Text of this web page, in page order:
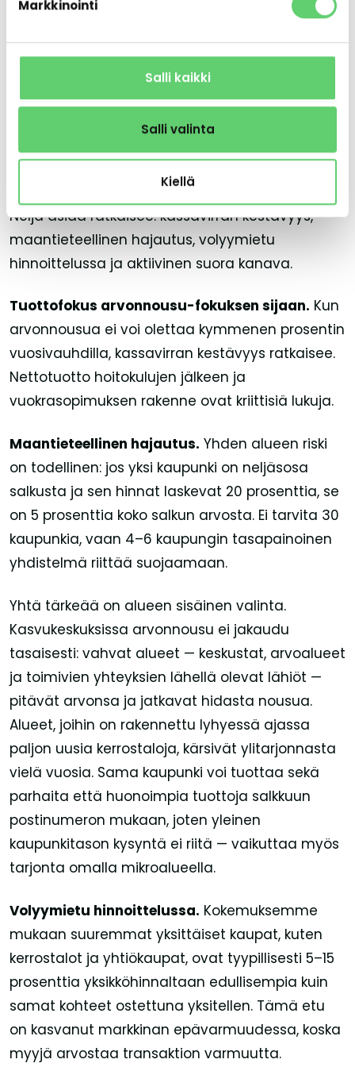
Markkinointi
Salli kaikki
Salli valinta
Kiellä
myyntitoiminta eli flippaus on hidastunut, koska
matala. Vuokralaista on siis nyt helpompi löytää
Mitä portfoliosijoittajan pitää
huomioida 2026?
Neljä asiaa ratkaisee: kassavirran kestävyys,
maantieteellinen hajautus, volyymietu
hinnoittelussa ja aktiivinen suora kanava.
Tuottofokus arvonnousu-fokuksen sijaan. Kun
arvonnousua ei voi olettaa kymmenen prosentin
vuosivauhdilla, kassavirran kestävyys ratkaisee.
Nettotuotto hoitokulujen jälkeen ja
vuokrasopimuksen rakenne ovat kriittisiä lukuja.
Maantieteellinen hajautus. Yhden alueen riski
on todellinen: jos yksi kaupunki on neljäsosa
salkusta ja sen hinnat laskevat 20 prosenttia, se
on 5 prosenttia koko salkun arvosta. Ei tarvita 30
kaupunkia, vaan 4–6 kaupungin tasapainoinen
yhdistelmä riittää suojaamaan.
Yhtä tärkeää on alueen sisäinen valinta.
Kasvukeskuksissa arvonnousu ei jakaudu
tasaisesti: vahvat alueet — keskustat, arvoalueet
ja toimivien yhteyksien lähellä olevat lähiöt —
pitävät arvonsa ja jatkavat hidasta nousua.
Alueet, joihin on rakennettu lyhyessä ajassa
paljon uusia kerrostaloja, kärsivät ylitarjonnasta
vielä vuosia. Sama kaupunki voi tuottaa sekä
parhaita että huonoimpia tuottoja salkkuun
postinumeron mukaan, joten yleinen
kaupunkitason kysyntä ei riitä — vaikuttaa myös
tarjonta omalla mikroalueella.
Volyymietu hinnoittelussa. Kokemuksemme
mukaan suuremmat yksittäiset kaupat, kuten
kerrostalot ja yhtiökaupat, ovat tyypillisesti 5–15
prosenttia yksikköhinnaltaan edullisempia kuin
samat kohteet ostettuna yksitellen. Tämä etu
on kasvanut markkinan epävarmuudessa, koska
myyjä arvostaa transaktion varmuutta.